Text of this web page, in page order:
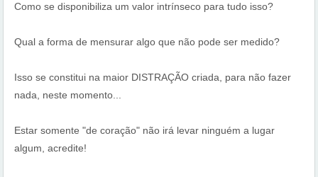
Como se disponibiliza um valor intrínseco para tudo isso?
Qual a forma de mensurar algo que não pode ser medido?
Isso se constitui na maior DISTRAÇÃO criada, para não fazer
nada, neste momento...
Estar somente "de coração" não irá levar ninguém a lugar
algum, acredite!